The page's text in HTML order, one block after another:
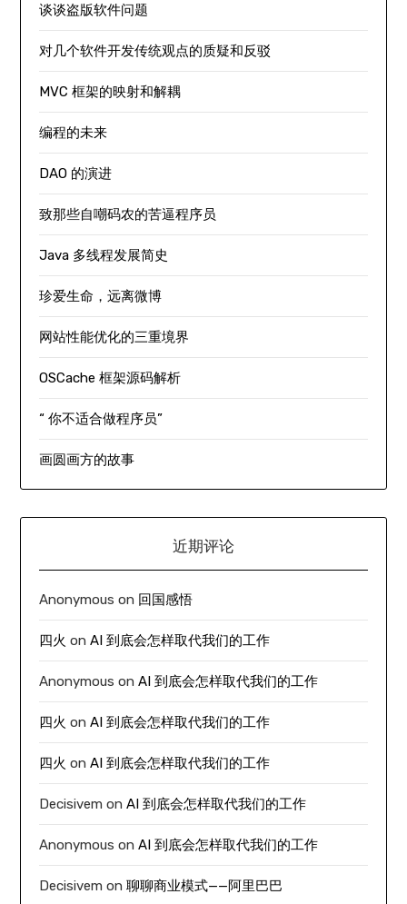
谈谈盗版软件问题
对几个软件开发传统观点的质疑和反驳
MVC 框架的映射和解耦
编程的未来
DAO 的演进
致那些自嘲码农的苦逼程序员
Java 多线程发展简史
珍爱生命，远离微博
网站性能优化的三重境界
OSCache 框架源码解析
“ 你不适合做程序员”
画圆画方的故事
近期评论
Anonymous on 回国感悟
四火 onAI 到底会怎样取代我们的工作
Anonymous onAI 到底会怎样取代我们的工作
四火 onAI 到底会怎样取代我们的工作
四火 onAI 到底会怎样取代我们的工作
Decisivem onAI 到底会怎样取代我们的工作
Anonymous onAI 到底会怎样取代我们的工作
Decisivem on聊聊商业模式——阿里巴巴